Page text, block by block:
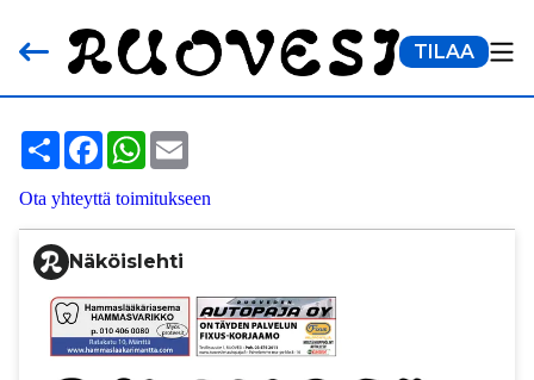
TILAA
Share FacebookWhatsApp
Ota yhteyttä toimitukseen
Näköislehti